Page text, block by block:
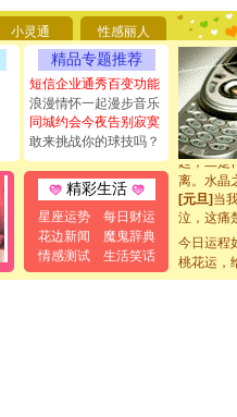
小灵通 性感丽人
精品专题推荐
短信企业通秀百变功能
浪漫情怀一起漫步音乐
同城约会今夜告别寂寞
敢来挑战你的球技吗？
精彩生活
星座运势
每日财运
花边新闻
魔鬼辞典
情感测试
生活笑话
都要快乐
[圣诞节]
如意,快
[元旦]看
断电。爱
你是我专
[元旦]如
起；二是
离。水晶
[元旦]当
泣，这痛
卖了。水
[春节]风
颜！冬去
道一声平
今日运程
桃花运，